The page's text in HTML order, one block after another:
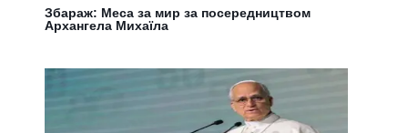
Збараж: Меса за мир за посередництвом
Архангела Михаїла